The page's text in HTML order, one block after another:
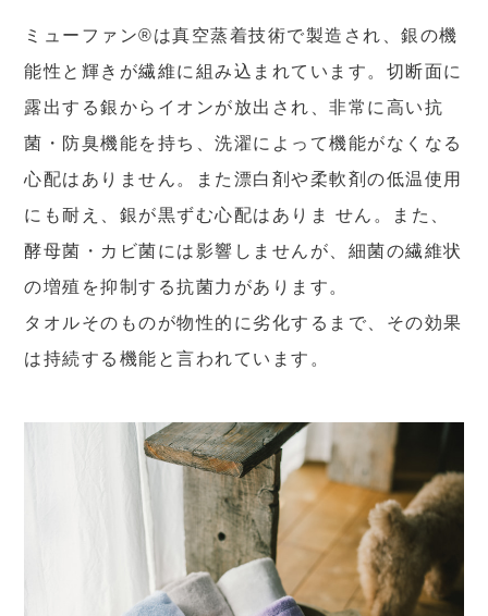
ミューファン®は真空蒸着技術で製造され、銀の機
能性と輝きが繊維に組み込まれています。切断面に
露出する銀からイオンが放出され、非常に高い抗
菌・防臭機能を持ち、洗濯によって機能がなくなる
心配はありません。また漂白剤や柔軟剤の低温使用
にも耐え、銀が黒ずむ心配はありま せん。また、
酵母菌・カビ菌には影響しませんが、細菌の繊維状
の増殖を抑制する抗菌力があります。
タオルそのものが物性的に劣化するまで、その効果
は持続する機能と言われています。